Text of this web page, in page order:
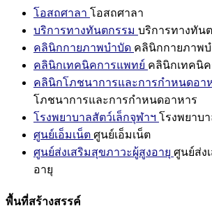
โอสถศาลา โอสถศาลา
บริการทางทันตกรรม บริการทางทัน
คลินิกกายภาพบำบัด คลินิกกายภาพ
คลินิกเทคนิคการแพทย์ คลินิกเทคนิ
คลินิกโภชนาการและการกำหนดอา
โภชนาการและการกำหนดอาหาร
โรงพยาบาลสัตว์เล็กจุฬาฯ โรงพยาบ
ศูนย์เอ็มเน็ต ศูนย์เอ็มเน็ต
ศูนย์ส่งเสริมสุขภาวะผู้สูงอายุ ศูนย์ส่ง
อายุ
พื้นที่สร้างสรรค์